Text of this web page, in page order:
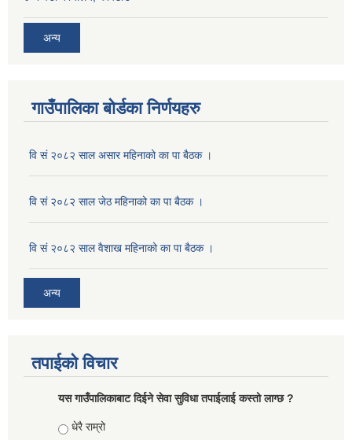
अन्य
गाउँपालिका बोर्डका निर्णयहरु
वि सं २०८२ साल असार महिनाको का पा बैठक ।
वि सं २०८२ साल जेठ महिनाको का पा बैठक ।
वि सं २०८२ साल वैशाख महिनाको का पा बैठक ।
अन्य
तपाईको विचार
यस गाउँपालिकाबाट दिईने सेवा सुविधा तपाईलाई कस्तो लाग्छ ?
Choices
धेरै राम्रो